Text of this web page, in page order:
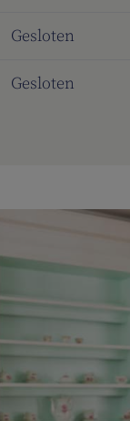
Gesloten
Gesloten